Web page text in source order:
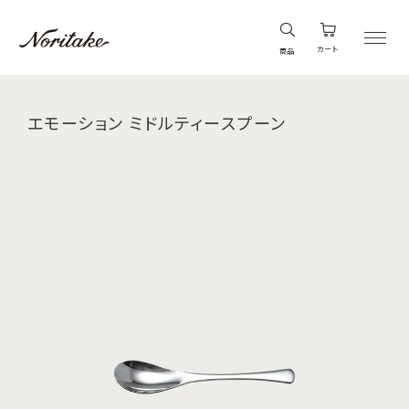
商品 カート
エモーション ミドルティースプーン